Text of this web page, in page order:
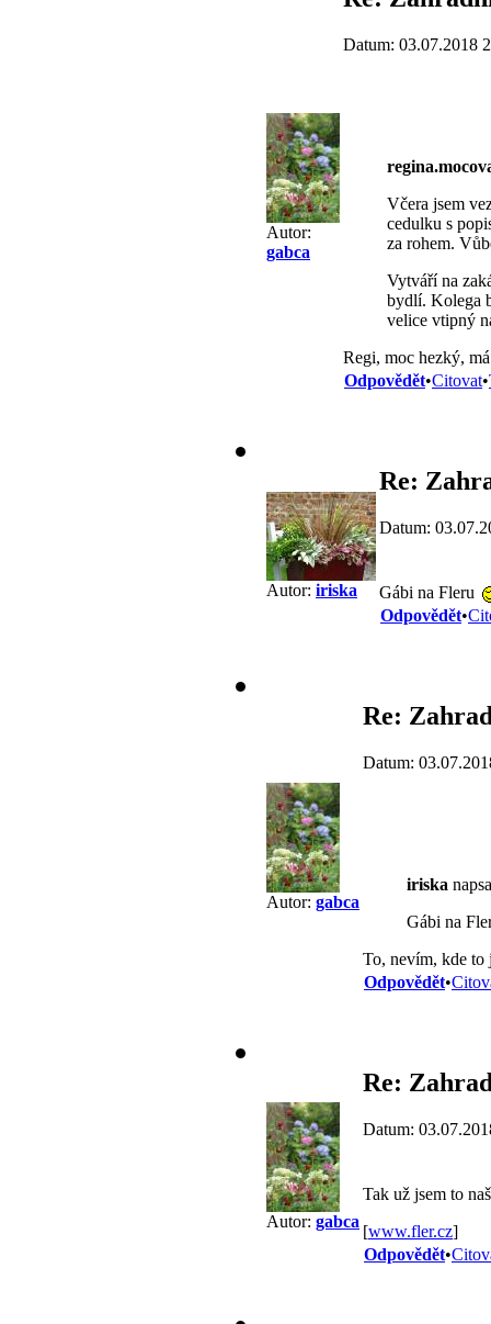
Autor:
gabca
Datum: 03.07.2018
Včera jsem
cedulku s
za rohem.
Vytváří na
bydlí. Kolega
velice vtipný
Regi, moc hezký,
Odpovědět•Citovat•
Autor: iriska
Re:
Datum:
Gábi na Fleru
Odpovědět•
Autor: gabca
Re:
Datum:
iriska
Gábi na
To, nevím, kde to
Odpovědět•
Autor: gabca
Re:
Datum:
Tak už jsem to
[www.fler.cz]
Odpovědět•